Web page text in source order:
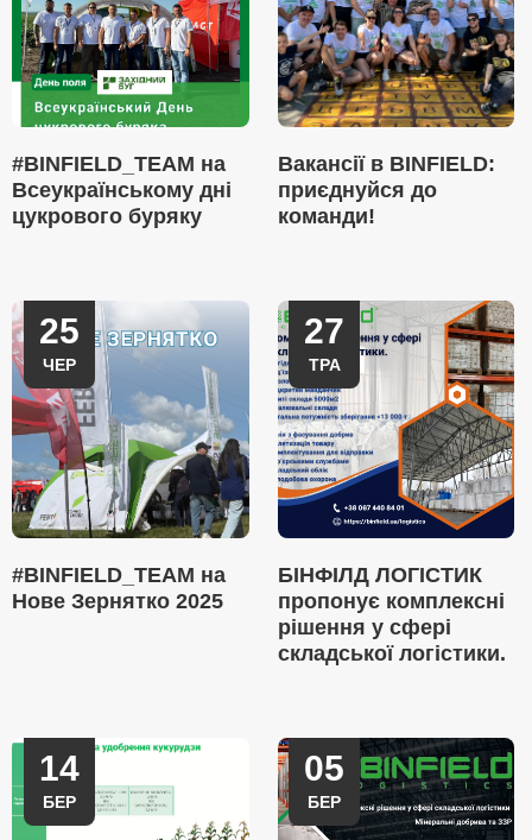
#BINFIELD_TEAM на
Всеукраїнському дні
цукрового буряку
Вакансії в BINFIELD:
приєднуйся до
команди!
25
ЧЕР
#BINFIELD_TEAM на
Нове Зернятко 2025
27
ТРА
БІНФІЛД ЛОГІСТИК
пропонує комплексні
рішення у сфері
складської логістики.
14
БЕР
05
БЕР